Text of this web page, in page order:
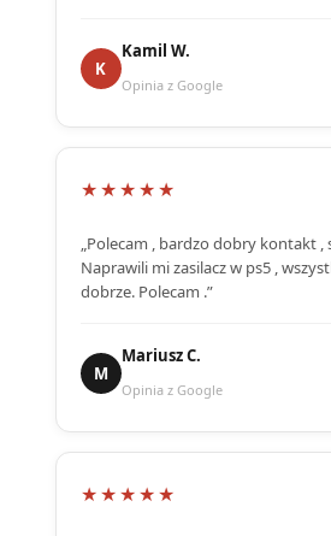
K
Kamil W.
Opinia z Google
★★★★★
„Polecam , bardzo dobry kontakt ,
Naprawili mi zasilacz w ps5 ,
dobrze. Polecam .”
M
Mariusz C.
Opinia z Google
★★★★★